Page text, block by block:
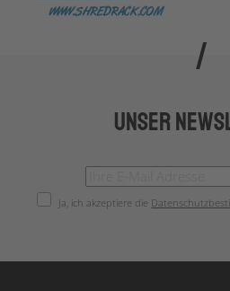
Unser
Ja, ich akzeptiere die